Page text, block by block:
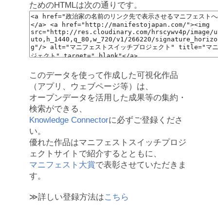
ためのHTMLは次の通りです。
このデータを使って作成した可視化作品
（アプリ、ウェブページ等）は、
オープンデータを活用した成果等の集約・
検索ができる、
Knowledge Connectorに必ずご登録くださ
い。
優れた作品はマニフェストスイッチプロジ
ェクトサイトで紹介するとともに、
マニフェスト大賞で表彰させていただきま
す。
≫詳しい登録方法はこちら